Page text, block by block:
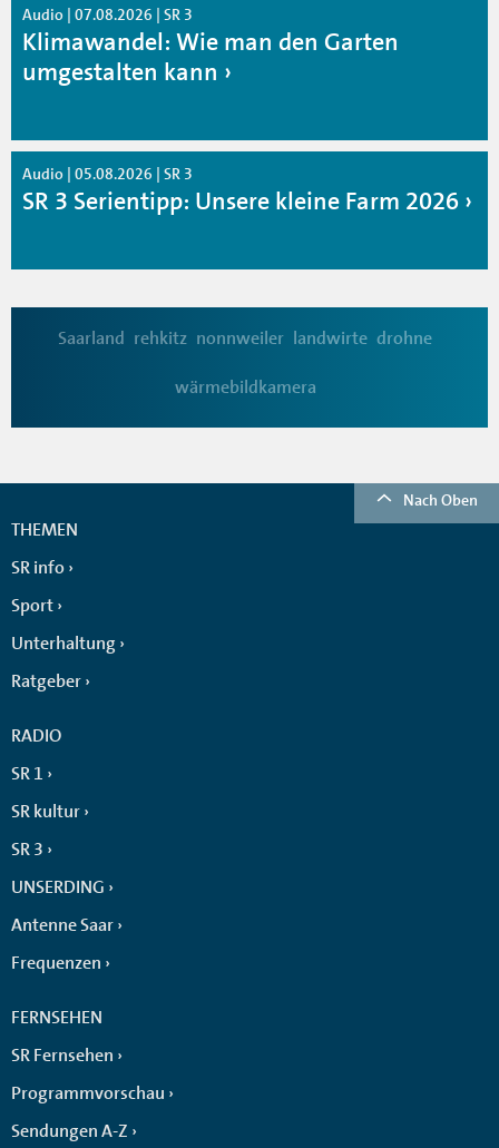
Audio | 07.08.2026 | SR 3
Klimawandel: Wie man den Garten
umgestalten kann
Audio | 05.08.2026 | SR 3
SR 3 Serientipp: Unsere kleine Farm 2026
Saarland rehkitz nonnweiler landwirte drohne
wärmebildkamera
Nach Oben
THEMEN
SR info
Sport
Unterhaltung
Ratgeber
RADIO
SR 1
SR kultur
SR 3
UNSERDING
Antenne Saar
Frequenzen
FERNSEHEN
SR Fernsehen
Programmvorschau
Sendungen A-Z